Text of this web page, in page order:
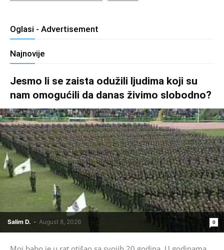
Oglasi - Advertisement
Najnovije
Jesmo li se zaista odužili ljudima koji su
nam omogućili da danas živimo slobodno?
Salim D. - August 8, 2026 0